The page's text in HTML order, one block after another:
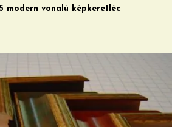
modern vonalú képkeretléc